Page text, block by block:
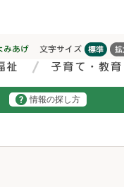
情報の探し方